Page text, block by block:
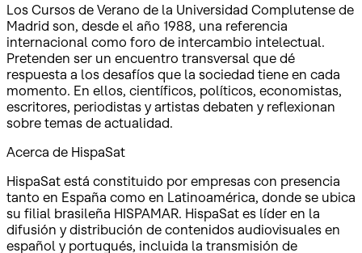
Los Cursos de Verano de la Universidad Complutense de
Madrid son, desde el año 1988, una referencia
internacional como foro de intercambio intelectual.
Pretenden ser un encuentro transversal que dé
respuesta a los desafíos que la sociedad tiene en cada
momento. En ellos, científicos, políticos, economistas,
escritores, periodistas y artistas debaten y reflexionan
sobre temas de actualidad.
Acerca de HispaSat
HispaSat está constituido por empresas con presencia
tanto en España como en Latinoamérica, donde se ubica
su filial brasileña HISPAMAR. HispaSat es líder en la
difusión y distribución de contenidos audiovisuales en
español y portugués, incluida la transmisión de